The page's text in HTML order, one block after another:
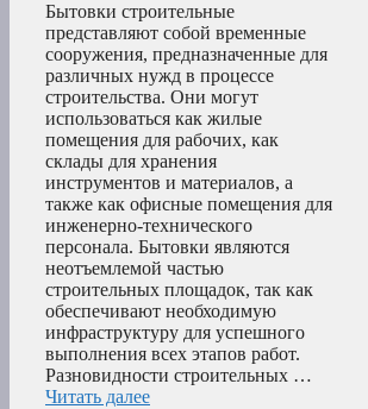
Бытовки строительные
представляют собой временные
сооружения, предназначенные для
различных нужд в процессе
строительства. Они могут
использоваться как жилые
помещения для рабочих, как
склады для хранения
инструментов и материалов, а
также как офисные помещения для
инженерно-технического
персонала. Бытовки являются
неотъемлемой частью
строительных площадок, так как
обеспечивают необходимую
инфраструктуру для успешного
выполнения всех этапов работ.
Разновидности строительных …
Читать далее